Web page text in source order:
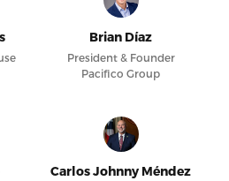
Brian Díaz
President & Founder
Pacifico Group
Carlos Johnny Méndez